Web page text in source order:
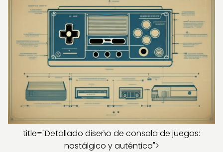
title="Detallado diseño de consola de juegos:
nostálgico y auténtico">